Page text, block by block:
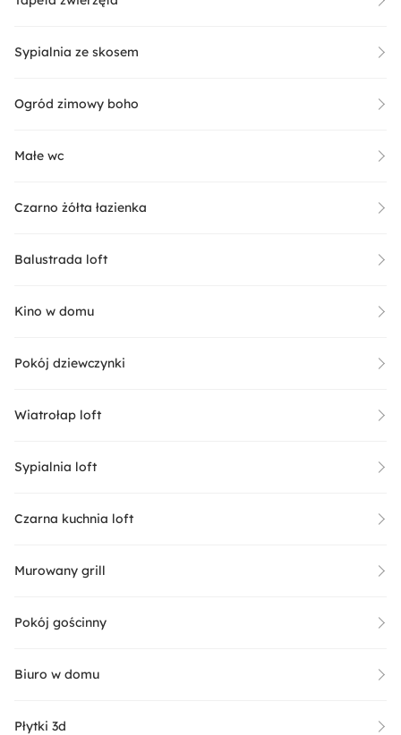
Sypialnia ze skosem
Ogród zimowy boho
Małe wc
Czarno żółta łazienka
Balustrada loft
Kino w domu
Pokój dziewczynki
Wiatrołap loft
Sypialnia loft
Czarna kuchnia loft
Murowany grill
Pokój gościnny
Biuro w domu
Płytki 3d